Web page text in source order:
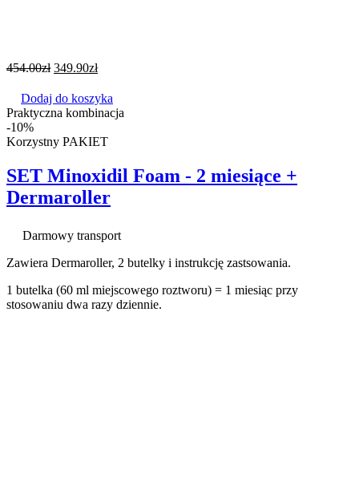
454.00zł 349.90zł
Dodaj do koszyka
Praktyczna kombinacja
-10%
Korzystny PAKIET
SET Minoxidil Foam - 2 miesiące +
Dermaroller
Darmowy transport
Zawiera Dermaroller, 2 butelky i instrukcję zastsowania.
1 butelka (60 ml miejscowego roztworu) = 1 miesiąc przy
stosowaniu dwa razy dziennie.